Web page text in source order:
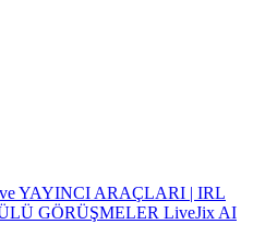
YAYINCI ARAÇLARI | IRL
GÖRÜŞMELER LiveJix AI